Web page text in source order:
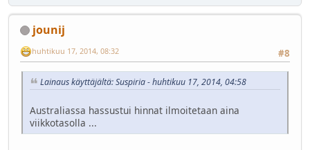
jounij
#8
huhtikuu 17, 2014, 08:32
Lainaus käyttäjältä: Suspiria - huhtikuu 17, 2014, 04:58
Australiassa hassustui hinnat ilmoitetaan aina
viikkotasolla ...